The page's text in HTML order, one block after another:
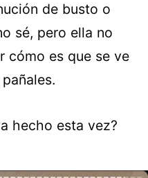
de busto o
sé, pero ella no
cómo es que se ve
hecho esta vez?